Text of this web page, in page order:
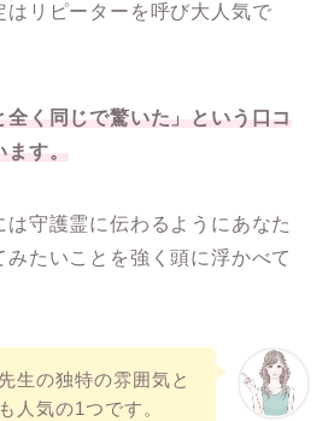
はリピーターを呼び大人気で
く同じで驚いた」という口コ
す。
守護霊に伝わるようにあなた
たいことを強く頭に浮かべて
生の独特の雰囲気と
人気の1つです。